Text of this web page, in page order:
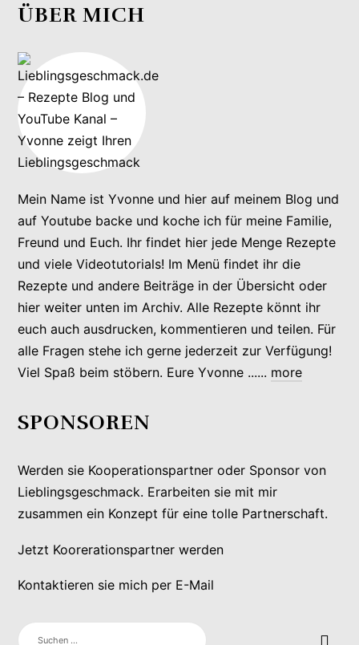
ÜBER MICH
Mein Name ist Yvonne und hier auf meinem Blog und
auf Youtube backe und koche ich für meine Familie,
Freund und Euch. Ihr findet hier jede Menge Rezepte
und viele Videotutorials! Im Menü findet ihr die
Rezepte und andere Beiträge in der Übersicht oder
hier weiter unten im Archiv. Alle Rezepte könnt ihr
euch auch ausdrucken, kommentieren und teilen. Für
alle Fragen stehe ich gerne jederzeit zur Verfügung!
Viel Spaß beim stöbern. Eure Yvonne ...... more
SPONSOREN
Werden sie Kooperationspartner oder Sponsor von
Lieblingsgeschmack. Erarbeiten sie mit mir
zusammen ein Konzept für eine tolle Partnerschaft.
Jetzt Koorerationspartner werden
Kontaktieren sie mich per E-Mail
SUCHEN
NACH: